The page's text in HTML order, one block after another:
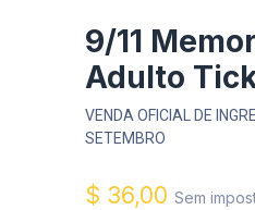
9/11
Adulto
VENDA OFICIAL DE
SETEMBRO
$ 36,00 Sem